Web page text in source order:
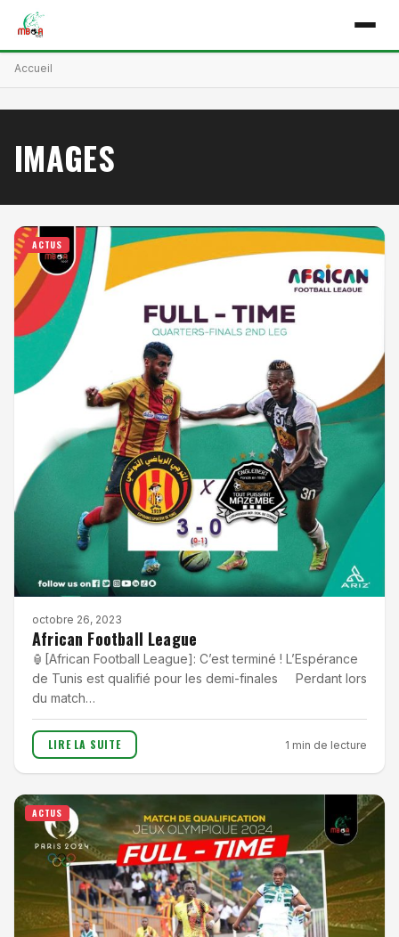
Accueil
IMAGES
ACTUS
octobre 26, 2023
African Football League
🏮[African Football League]: C’est terminé ! L’Espérance
de Tunis est qualifié pour les demi-finales Perdant lors
du match…
LIRE LA SUITE 1 min de lecture
ACTUS